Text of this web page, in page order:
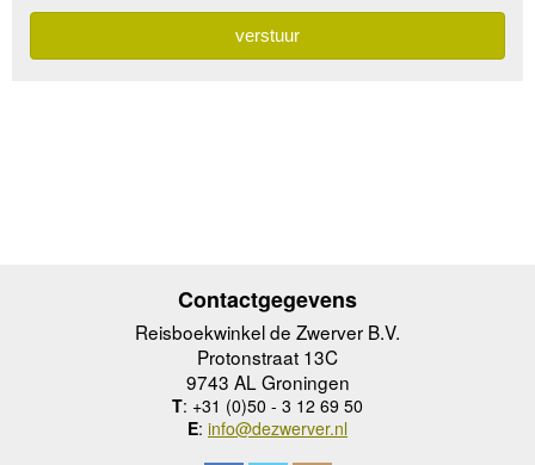
Contactgegevens
Reisboekwinkel de Zwerver B.V.
Protonstraat 13C
9743 AL Groningen
T: +31 (0)50 - 3 12 69 50
E: info@dezwerver.nl